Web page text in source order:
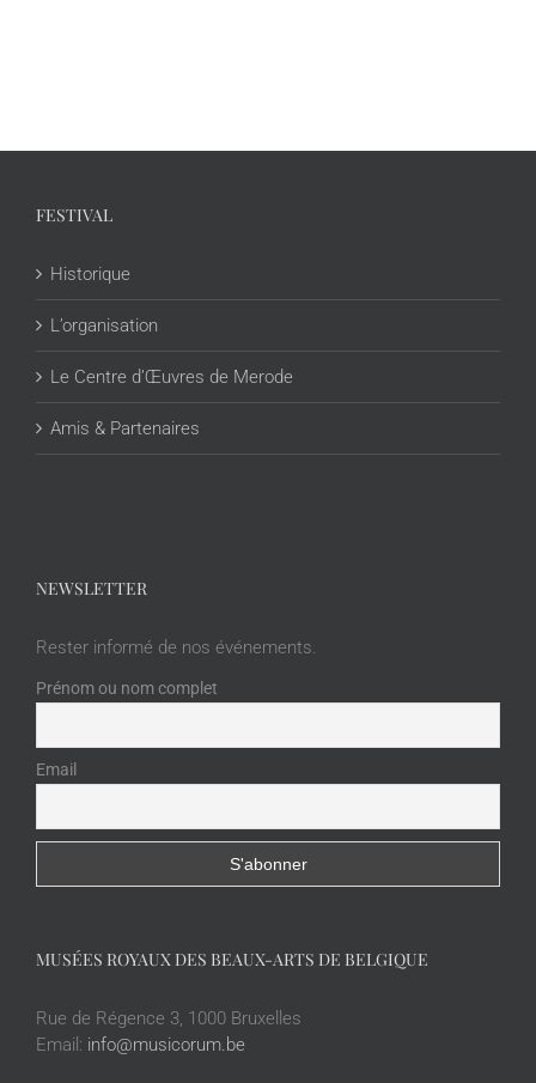
FESTIVAL
Historique
L’organisation
Le Centre d’Œuvres de Merode
Amis & Partenaires
NEWSLETTER
Rester informé de nos événements.
Prénom ou nom complet
Email
MUSÉES ROYAUX DES BEAUX-ARTS DE BELGIQUE
Rue de Régence 3, 1000 Bruxelles
Email: info@musicorum.be